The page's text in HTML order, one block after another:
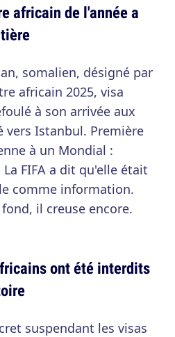
africain de l'année a
somalien, désigné par
africain 2025, visa
à son arrivée aux
vers Istanbul. Première
à un Mondial :
FIFA a dit qu'elle était
comme information.
il creuse encore.
ont été interdits
suspendant les visas